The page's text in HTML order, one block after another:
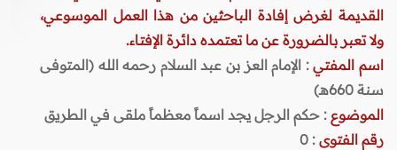
القديمة لغرض إفادة الباحثين من هذا العمل الموسوعي،
ولا تعبر بالضرورة عن ما تعتمده دائرة الإفتاء.
اسم المفتي: الإمام العز بن عبد السلام رحمه الله (المتوفى
سنة 660هـ)
الموضوع : حكم الرجل يجد اسماً معظماً ملقى في الطريق
رقم الفتوى :
0